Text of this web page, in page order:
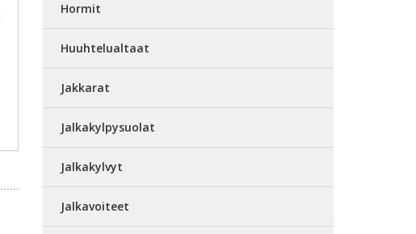
Hormit
Huuhtelualtaat
Jakkarat
Jalkakylpysuolat
Jalkakylvyt
Jalkavoiteet